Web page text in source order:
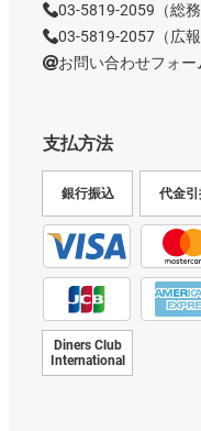
支払方法
銀行振込 代金引
Diners Club
International
03-5819-2059（総務
03-5819-2057（広報
お問い合わせフォー